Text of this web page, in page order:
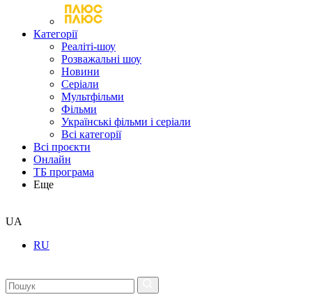
Категорії
Реаліті-шоу
Розважальні шоу
Новини
Серіали
Мультфільми
Фільми
Українські фільми і серіали
Всі категорії
Всі проєкти
Онлайн
ТБ програма
Еще
UA
RU